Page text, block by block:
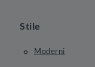
Stile
Moderni